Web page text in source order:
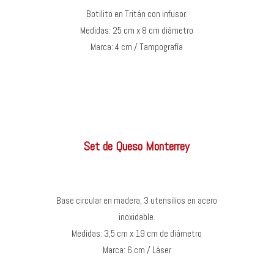
Botilito en Tritán con infusor.
Medidas: 25 cm x 8 cm diámetro
Marca: 4 cm / Tampografía
Set de Queso Monterrey
Base circular en madera, 3 utensilios en acero
inoxidable.
Medidas: 3,5 cm x 19 cm de diámetro
Marca: 6 cm / Láser